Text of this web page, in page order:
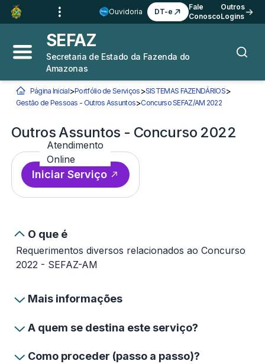
Ir para o
Conteúdo
Ir para a
Navegação 3
Ir para o
Rodapé 4
Ouvidoria DT-e
Fale
Conosco
Outros
Logins
Abrir menu principal
SEFAZ
Secretaria de Estado da Fazenda do
Amazonas
Você está aqui:
Página Inicial>Portfólio de Serviços >SISTEMAS FAZENDÁRIOS>
Gestão de Pessoas - Outros Assuntos>Concurso SEFAZ/AM 2022Outros
Outros Assuntos - Concurso 2022
Atendimento
Online
Iniciar Serviço
O que é
Requerimentos diversos relacionados ao Concurso
2022 - SEFAZ-AM
Mais informações
A quem se destina este serviço?
Como proceder (passo a passo)?